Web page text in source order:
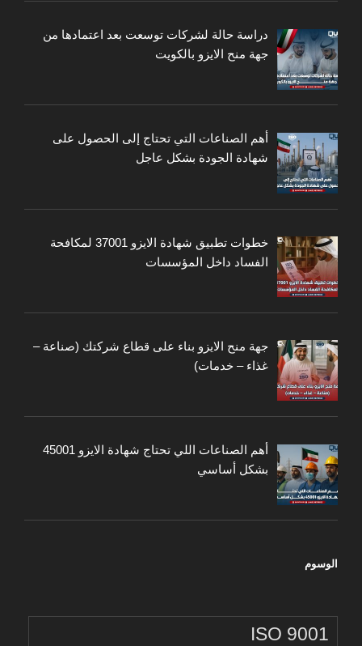
دراسة حالة لشركات توسعت بعد اعتمادها من
جهة منح الايزو بالكويت
أهم الصناعات التي تحتاج إلى الحصول على
شهادة الجودة بشكل عاجل
خطوات تطبيق شهادة الايزو 37001 لمكافحة
الفساد داخل المؤسسات
جهة منح الايزو بناء على قطاع شركتك (صناعة –
غذاء – خدمات)
أهم الصناعات اللي تحتاج شهادة الايزو 45001
بشكل أساسي
الوسوم
ISO 9001